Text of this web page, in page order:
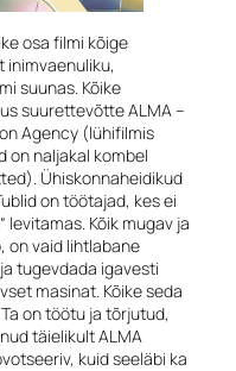
osa filmi kõige
inimvaenuliku,
suunas. Kõike
suurettevõtte ALMA –
Agency (lühifilmis
on naljakal kombel
Ühiskonnaheidikud
on töötajad, kes ei
levitamas. Kõik mugav ja
on vaid lihtlabane
tugevdada igavesti
masinat. Kõike seda
on töötu ja tõrjutud,
täielikult ALMA
kuid seeläbi ka